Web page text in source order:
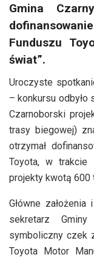
Gmina
Funduszu
świat”.
Uroczyste
– konkursu odbyło
Czarnoborski
trasy biegowej)
otrzymał
Toyota, w trakcie
projekty kwotą 600
Główne
sekretarz
symboliczny czek
Toyota Motor